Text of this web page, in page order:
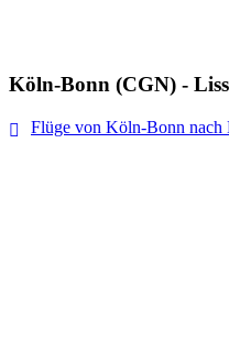
Köln-Bonn (CGN) -
Flüge von Köln-Bonn nach